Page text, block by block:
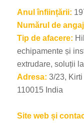
Anul înființării:
Numărul de
Tip de afacere:
echipamente și
extrudare, soluții
Adresa: 3/23,
110015 India
Site web și
NB
EL
SV
ES_MX